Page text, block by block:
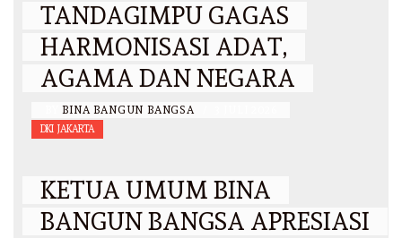
TANDAGIMPU GAGAS
HARMONISASI ADAT,
AGAMA DAN NEGARA
BINA BANGUN BANGSA
DKI JAKARTA
KETUA UMUM BINA
BANGUN BANGSA APRESIASI